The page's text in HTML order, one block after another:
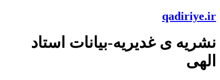
qadiriye.ir
نشریه ی غدیریه-بیانات استاد
الهی